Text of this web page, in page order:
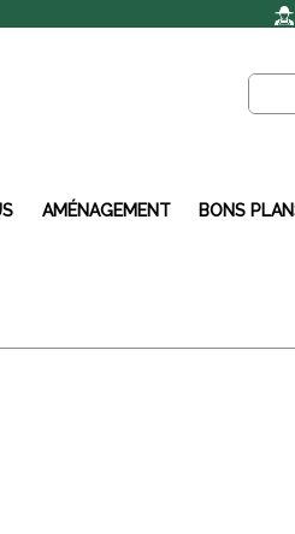
AMÉNAGEMENT BONS